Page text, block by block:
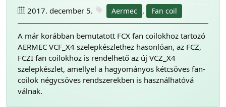
2017. december 5. Aermec , Fan coil
A már korábban bemutatott FCX fan coilokhoz tartozó
AERMEC VCF_X4 szelepkészlethez hasonlóan, az FCZ,
FCZI fan coilokhoz is rendelhető az új VCZ_X4
szelepkészlet, amellyel a hagyományos kétcsöves fan-
coilok négycsöves rendszerekben is használhatóvá
válnak.